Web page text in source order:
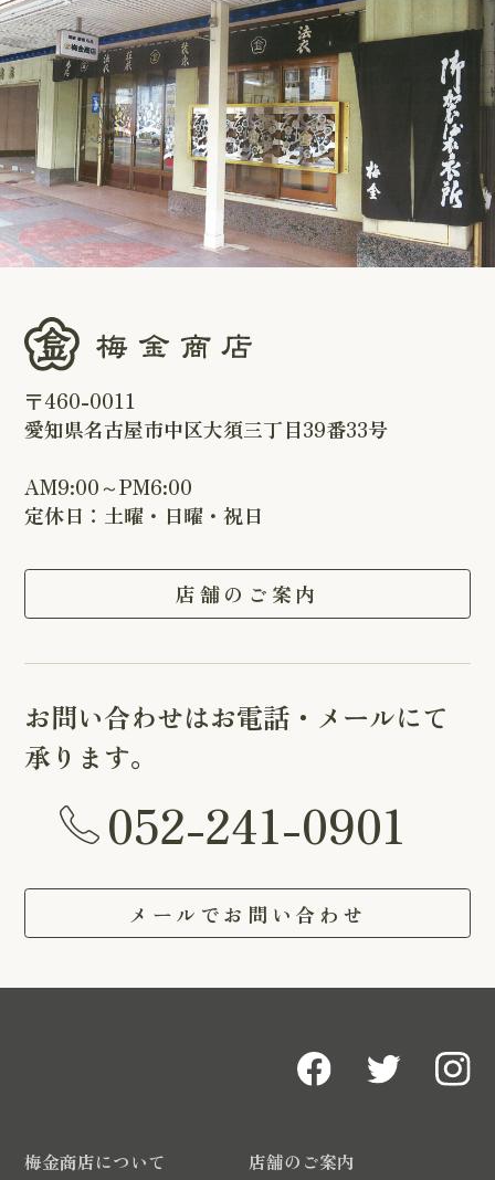
〒460-0011
愛知県名古屋市中区大須三丁目39番33号
AM9:00～PM6:00
定休日：土曜・日曜・祝日
店舗のご案内
お問い合わせはお電話・メールにて
承ります。
052-241-0901
メールでお問い合わせ
梅金商店について 店舗のご案内